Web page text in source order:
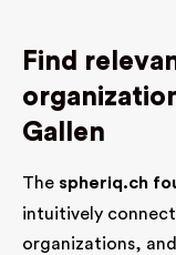
Find
Gallen
The spheriq.ch
intuitively
organizations,